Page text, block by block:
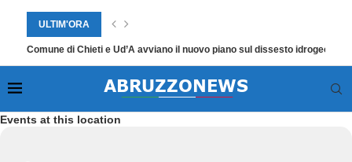
ULTIM'ORA
Comune di Chieti e Ud’A avviano il nuovo piano sul dissesto
Events at this location